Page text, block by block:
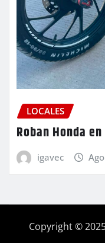
LOCALES
Roban Honda
igavec
Copyright ©